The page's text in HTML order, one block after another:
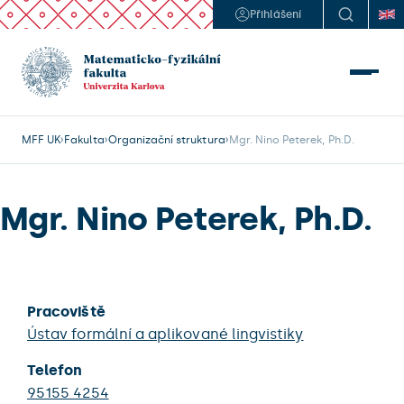
Přihlášení
MFF UK Fakulta Organizační struktura Mgr. Nino Peterek, Ph.D.
Mgr. Nino Peterek, Ph.D.
Pracoviště
Ústav formální a aplikované lingvistiky
Telefon
95155 4254